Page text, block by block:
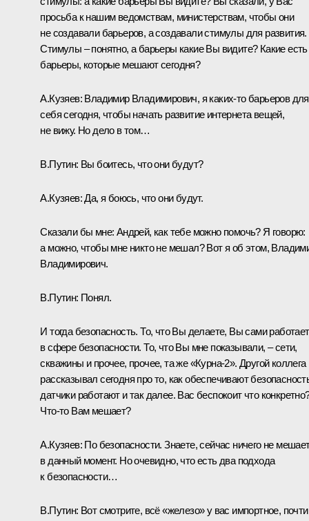
просьба к нашим ведомствам, министерствам, чтобы они
не создавали барьеров, а создавали стимулы для развития.
Стимулы – понятно, а барьеры какие Вы видите? Какие есть
барьеры, которые мешают сегодня?
А.Кузяев: Владимир Владимирович, я каких‑то барьеров для
себя сегодня, чтобы начать развитие интернета вещей,
не вижу. Но дело в том…
В.Путин: Вы боитесь, что они будут?
А.Кузяев:Да, я боюсь, что они будут.
Сказали бы мне: Андрей, как тебе можно помочь? Я говорю:
а можно, чтобы мне никто не мешал? Вот я об этом,
Владимирович.
В.Путин: Понял.
И тогда безопасность. То, что Вы делаете, Вы сами
в сфере безопасности. То, что Вы мне показывали, – сети,
скважины и прочее, прочее, та же «Курна‑2». Другой коллега
рассказывал сегодня про то, как обеспечивают
датчики работают и так далее. Вас беспокоит что
Что‑то Вам мешает?
А.Кузяев: По безопасности. Знаете, сейчас ничего не
в данный момент. Но очевидно, что есть два подхода
к безопасности…
В.Путин: Вот смотрите, всё «железо» у вас импортное, почти